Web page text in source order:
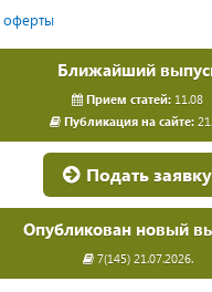
оферты
Ближайший
Прием статей: 11.08
Публикация на сайте:
Подать заявку
Опубликован новый
7(145) 21.07.2026.